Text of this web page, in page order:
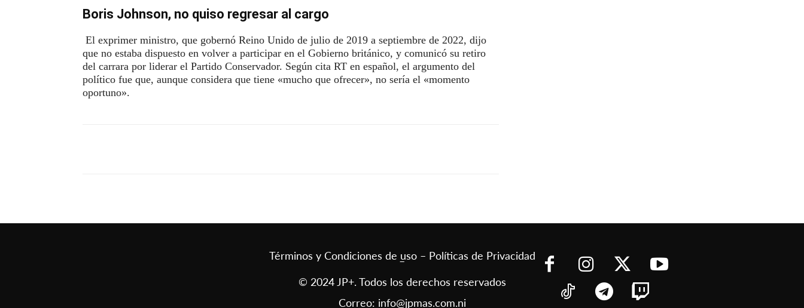
Boris Johnson, no quiso regresar al cargo
El exprimer ministro, que gobernó Reino Unido de julio de 2019 a septiembre de 2022, dijo
que no estaba dispuesto en volver a participar en el Gobierno británico, y comunicó su retiro
del carrara por liderar el Partido Conservador. Según cita RT en español, el argumento del
político fue que, aunque considera que tiene «mucho que ofrecer», no sería el «momento
oportuno».
Términos y Condiciones de uso – Políticas de Privacidad
–
© 2024 JP+. Todos los derechos reservados
Correo: info@jpmas.com.ni